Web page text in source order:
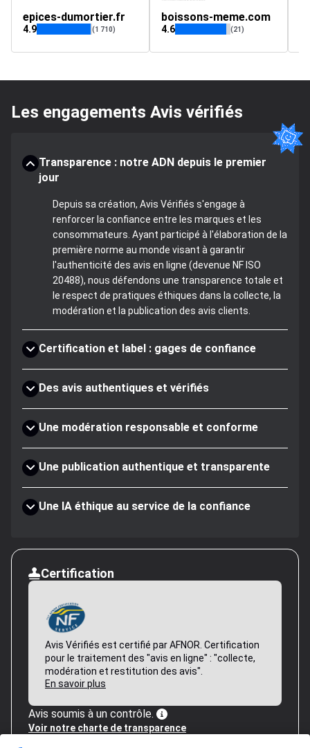
epices-dumortier.fr
4.9 (1 710)
boissons-meme.com
4.6 (21)
Les engagements Avis vérifiés
Transparence : notre ADN depuis le premier
jour
Depuis sa création, Avis Vérifiés s'engage à
renforcer la confiance entre les marques et les
consommateurs. Ayant participé à l'élaboration de la
première norme au monde visant à garantir
l'authenticité des avis en ligne (devenue NF ISO
20488), nous défendons une transparence totale et
le respect de pratiques éthiques dans la collecte, la
modération et la publication des avis clients.
Certification et label : gages de confiance
Des avis authentiques et vérifiés
Une modération responsable et conforme
Une publication authentique et transparente
Une IA éthique au service de la confiance
Certification
Avis Vérifiés est certifié par AFNOR. Certification
pour le traitement des "avis en ligne" : "collecte,
modération et restitution des avis".
En savoir plus
Avis soumis à un contrôle.
Voir notre charte de transparence